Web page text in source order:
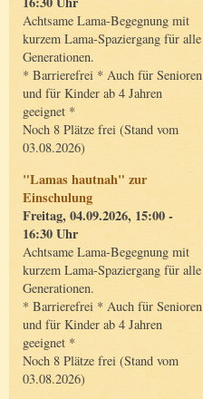
Achtsame Lama-Begegnung mit
kurzem Lama-Spaziergang für alle
Generationen.
* Barrierefrei * Auch für Senioren
und für Kinder ab 4 Jahren
geeignet *
Noch 8 Plätze frei (Stand vom
03.08.2026)
"Lamas hautnah" zur
Einschulung
Freitag, 04.09.2026, 15:00 -
16:30 Uhr
Achtsame Lama-Begegnung mit
kurzem Lama-Spaziergang für alle
Generationen.
* Barrierefrei * Auch für Senioren
und für Kinder ab 4 Jahren
geeignet *
Noch 8 Plätze frei (Stand vom
03.08.2026)